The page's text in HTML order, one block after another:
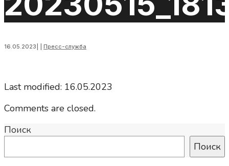
16.05.2023 Пресс-служба
Last modified: 16.05.2023
Comments are closed.
Поиск
Поиск